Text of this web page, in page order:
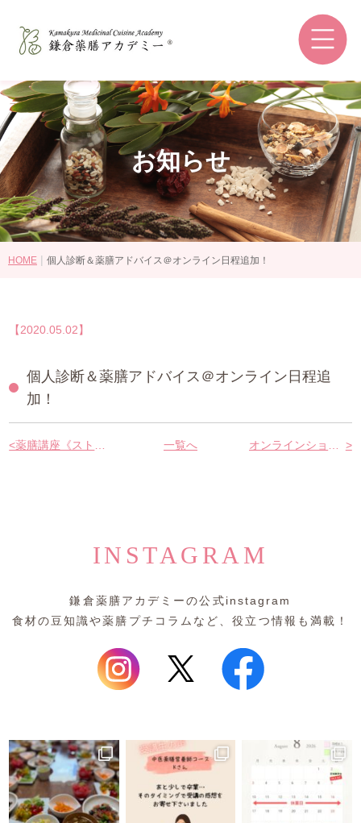
コースの選び方
講師紹介
認定資格・ライセンス認定教室
受講生の感想
認定資格について
中医薬膳営養師コース
プライベートレッスン
特別講座
よくある質問
お仕事のご依頼
資料請求・お問合せ
お知らせ
HOME | 個人診断＆薬膳アドバイス＠オンライン日程追加！
【2020.05.02】
個人診断＆薬膳アドバイス＠オンライン日程追
加！
< 一覧へ >
INSTAGRAM
鎌倉薬膳アカデミーの公式instagram
食材の豆知識や薬膳プチコラムなど、役立つ情報も満載！